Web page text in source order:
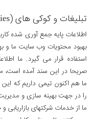
تبلیغات و کوکی های (Cookies) اشخاص ثالث
اطلاعات پایه جمع آوری شده
بهبود محتویات وب سایت ما و
استفاده قرار می گیرد. ما
صریحا در این سند آمده است،
ما هم اکنون تیمی داریم که این
را در جهت بهینه سازی و
ما از خدمات شرکتهای